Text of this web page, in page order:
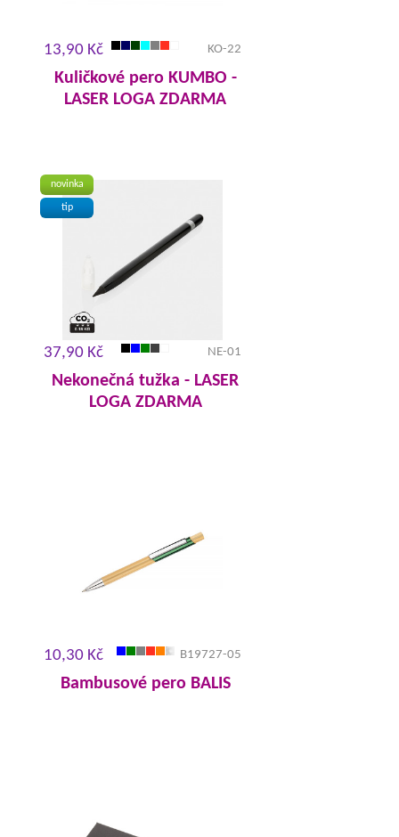
13,90 Kč KO-22
Kuličkové pero KUMBO -
LASER LOGA ZDARMA
novinka
tip
37,90 Kč NE-01
Nekonečná tužka - LASER
LOGA ZDARMA
10,30 Kč B19727-05
Bambusové pero BALIS